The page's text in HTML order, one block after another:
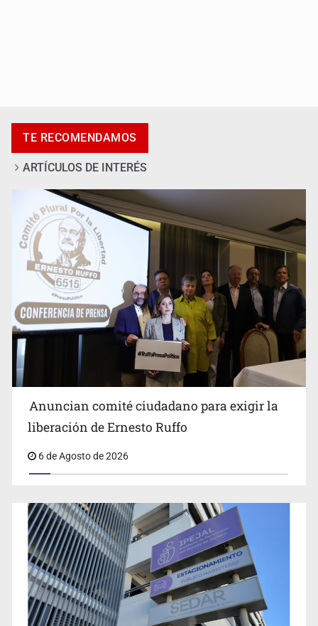
Anuncian actividades por Mes de Juventudes
TE RECOMENDAMOS
ARTÍCULOS DE INTERÉS
Anuncian comité ciudadano para exigir la
liberación de Ernesto Ruffo
6 de Agosto de 2026